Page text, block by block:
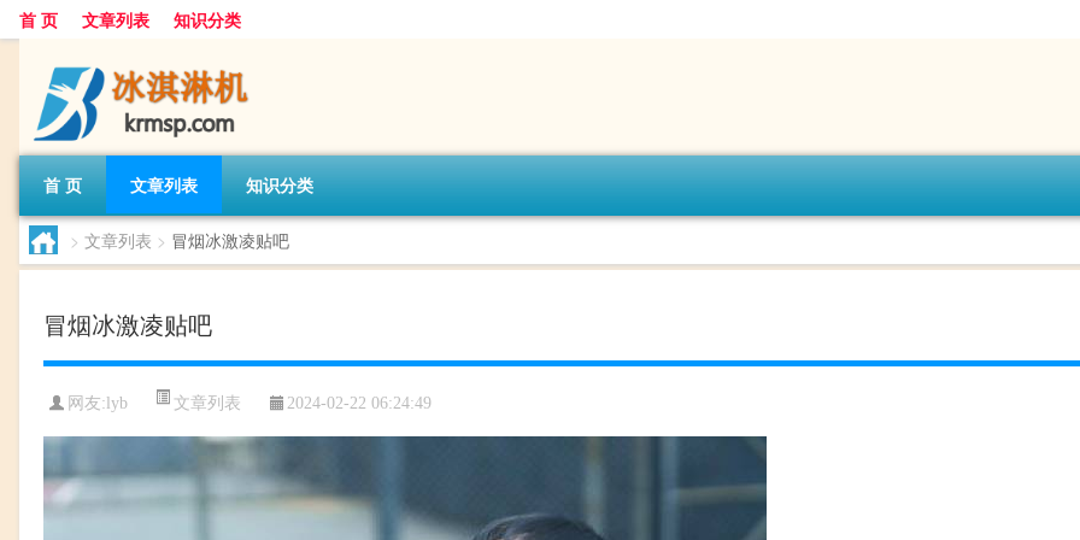
首 页 文章列表 知识分类
首 页 文章列表 知识分类
> 文章列表 > 冒烟冰激凌贴吧
冒烟冰激凌贴吧
网友: lyb 文章列表 2024-02-22 06:24:49